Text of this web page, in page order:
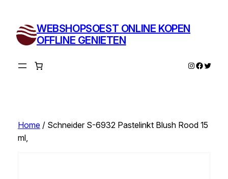
inhoud
WEBSHOPSOEST ONLINE KOPEN
OFFLINE GENIETEN
Instagram
Twitter
Home/ Schneider S-6932 Pastelinkt Blush Rood 15
ml,